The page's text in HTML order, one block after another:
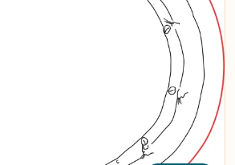
(Ekstern lenke)